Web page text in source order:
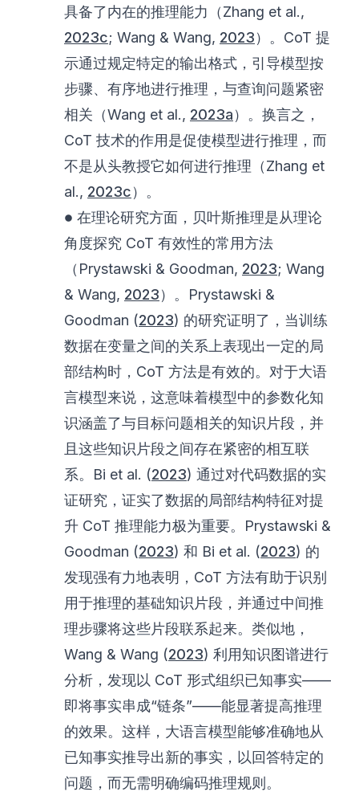
具备了内在的推理能力（Zhang et al.,
2023c; Wang & Wang, 2023）。CoT 提
示通过规定特定的输出格式，引导模型按
步骤、有序地进行推理，与查询问题紧密
相关（Wang et al., 2023a）。换言之，
CoT 技术的作用是促使模型进行推理，而
不是从头教授它如何进行推理（Zhang et
al., 2023c）。
\bullet
∙ 在理论研究方面，贝叶斯推理是从理论
角度探究 CoT 有效性的常用方法
（Prystawski & Goodman, 2023; Wang
& Wang, 2023）。Prystawski &
Goodman (2023) 的研究证明了，当训练
数据在变量之间的关系上表现出一定的局
部结构时，CoT 方法是有效的。对于大语
言模型来说，这意味着模型中的参数化知
识涵盖了与目标问题相关的知识片段，并
且这些知识片段之间存在紧密的相互联
系。Bi et al. (2023) 通过对代码数据的实
证研究，证实了数据的局部结构特征对提
升 CoT 推理能力极为重要。Prystawski &
Goodman (2023) 和 Bi et al. (2023) 的
发现强有力地表明，CoT 方法有助于识别
用于推理的基础知识片段，并通过中间推
理步骤将这些片段联系起来。类似地，
Wang & Wang (2023) 利用知识图谱进行
分析，发现以 CoT 形式组织已知事实——
即将事实串成“链条”——能显著提高推理
的效果。这样，大语言模型能够准确地从
已知事实推导出新的事实，以回答特定的
问题，而无需明确编码推理规则。